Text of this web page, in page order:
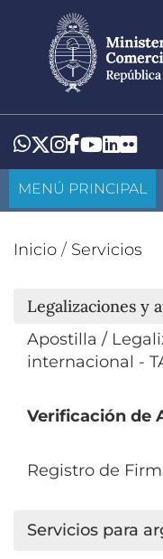
contenido
principal
Whatsapp
Twitter
Instagram
Facebook
YouTube
MENÚ PRINCIPAL
Inicio / Servicios
Legalizaciones y
Apostilla /
internacional -
Verificación de
Registro de
Servicios para